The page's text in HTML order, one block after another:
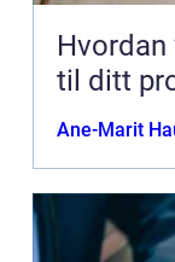
til ditt
Ane-Marit